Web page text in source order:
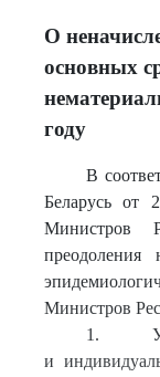
О
основных
году
В
Беларусь
Министров
преодоления
Министров
1.
и